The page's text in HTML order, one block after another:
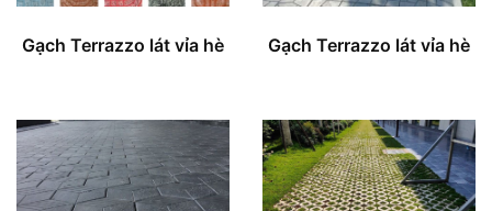
Gạch Terrazzo lát vỉa hè Gạch Terrazzo lát vỉa hè